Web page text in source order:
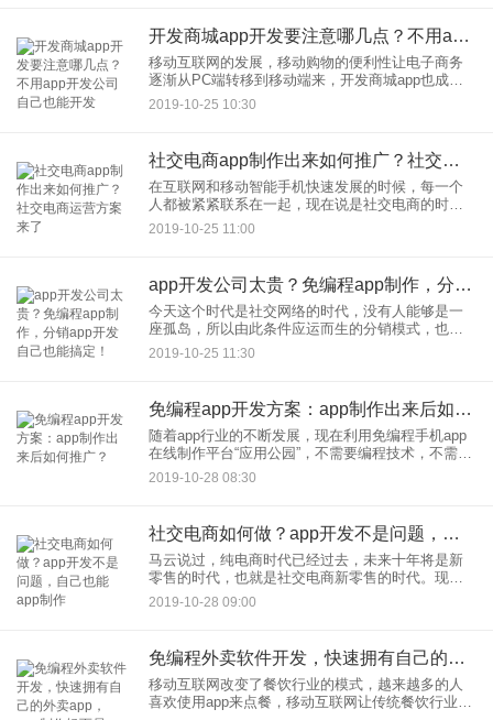
开发商城app开发要注意哪几点？不用app开发公司自己也能开发
移动互联网的发展，移动购物的便利性让电子商务
逐渐从PC端转移到移动端来，开发商城app也成为
了非常重要的一步。不过一款商城app开发要比其他
类型的app开发要复杂一些，包含产品展示、在线沟
2019-10-25 10:30
社交电商app制作出来如何推广？社交电商运营方案来了
在互联网和移动智能手机快速发展的时候，每一个
人都被紧紧联系在一起，现在说是社交电商的时代
一点都不为过，社交电商app制作开发已经成为了热
点与潮流。现在，利用应用公民免编程手机app在线
2019-10-25 11:00
app开发公司太贵？免编程app制作，分销app开发自己也能搞定！
今天这个时代是社交网络的时代，没有人能够是一
座孤岛，所以由此条件应运而生的分销模式，也成
为了重要的营销工具。分销app拥有着传统店铺代理
销售无法比拟的优势，能够满足商家、分销商、消
2019-10-25 11:30
免编程app开发方案：app制作出来后如何推广？
随着app行业的不断发展，现在利用免编程手机app
在线制作平台“应用公园”，不需要编程技术，不需要
专业UI设计，不用找app开发公司，零基础零技术也
能自己一个人能完成app制作。应用公园平台开发好
2019-10-28 08:30
社交电商如何做？app开发不是问题，自己也能app制作
马云说过，纯电商时代已经过去，未来十年将是新
零售的时代，也就是社交电商新零售的时代。现在
利用免编程手机app在线制作平台“应用公园”，不需
要编程技术，不需要专业UI设计，零基础零技术也
2019-10-28 09:00
免编程外卖软件开发，快速拥有自己的外卖app，app制作轻而易举！
移动互联网改变了餐饮行业的模式，越来越多的人
喜欢使用app来点餐，移动互联网让传统餐饮行业看